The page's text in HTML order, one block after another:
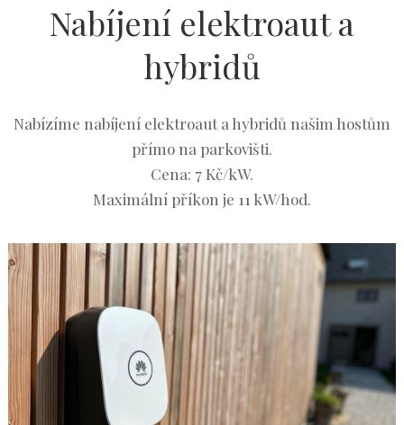
Nabíjení elektroaut a
hybridů
Nabízíme nabíjení elektroaut a hybridů našim hostům
přímo na parkovišti.
Cena: 7 Kč/kW.
Maximální příkon je 11 kW/hod.